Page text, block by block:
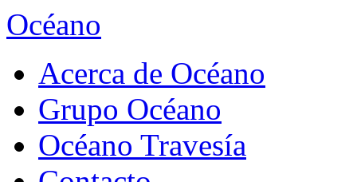
Océano
Acerca de Océano
Grupo Océano
Océano Travesía